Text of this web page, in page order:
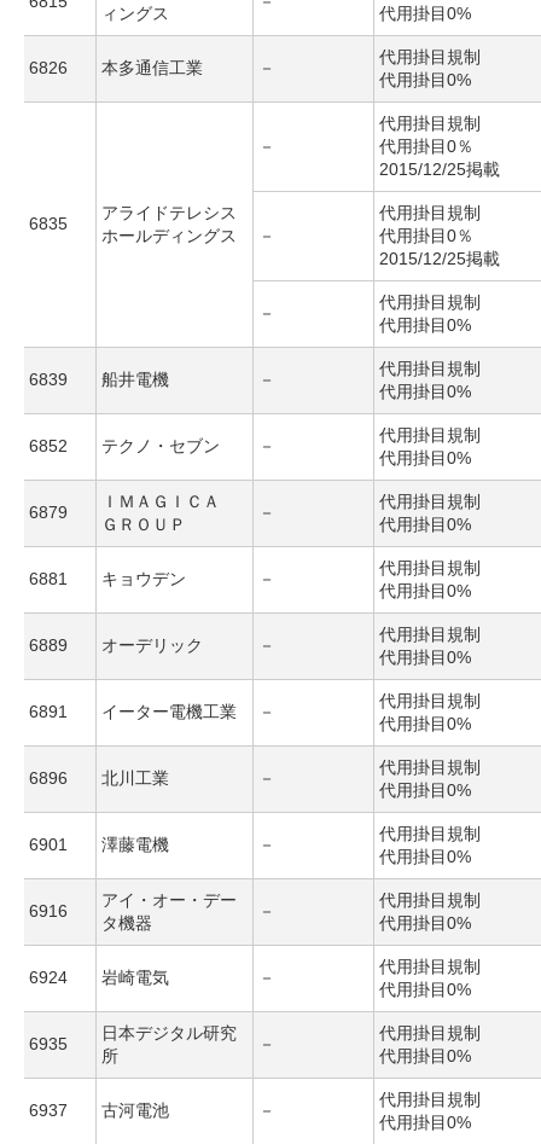
ィングス
代用掛目0%
6826 本多通信工業 －
代用掛目規制
代用掛目0%
6835
アライドテレシス
ホールディングス
－
代用掛目規制
代用掛目0％
2015/12/25掲載
－
代用掛目規制
代用掛目0％
2015/12/25掲載
－
代用掛目規制
代用掛目0%
6839 船井電機 －
代用掛目規制
代用掛目0%
6852 テクノ・セブン －
代用掛目規制
代用掛目0%
6879
ＩＭＡＧＩＣＡ
ＧＲＯＵＰ
－
代用掛目規制
代用掛目0%
6881 キョウデン －
代用掛目規制
代用掛目0%
6889 オーデリック －
代用掛目規制
代用掛目0%
6891 イーター電機工業 －
代用掛目規制
代用掛目0%
6896 北川工業 －
代用掛目規制
代用掛目0%
6901 澤藤電機 －
代用掛目規制
代用掛目0%
6916
アイ・オー・デー
タ機器
－
代用掛目規制
代用掛目0%
6924 岩崎電気 －
代用掛目規制
代用掛目0%
6935
日本デジタル研究
所
－
代用掛目規制
代用掛目0%
6937 古河電池 －
代用掛目規制
代用掛目0%